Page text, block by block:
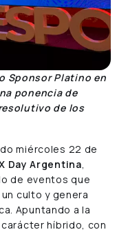
Sponsor Platino en
ponencia de
de los
miércoles 22 de
Day Argentina,
de eventos que
culto y genera
Apuntando a la
híbrido, con